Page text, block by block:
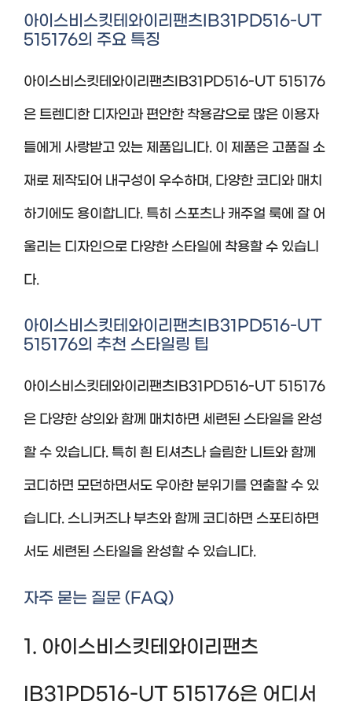
아이스비스킷테와이리팬츠IB31PD516-UT
515176의 주요 특징
아이스비스킷테와이리팬츠IB31PD516-UT 515176
은 트렌디한 디자인과 편안한 착용감으로 많은 이용자
들에게 사랑받고 있는 제품입니다. 이 제품은 고품질 소
재로 제작되어 내구성이 우수하며, 다양한 코디와 매치
하기에도 용이합니다. 특히 스포츠나 캐주얼 룩에 잘 어
울리는 디자인으로 다양한 스타일에 착용할 수 있습니
다.
아이스비스킷테와이리팬츠IB31PD516-UT
515176의 추천 스타일링 팁
아이스비스킷테와이리팬츠IB31PD516-UT 515176
은 다양한 상의와 함께 매치하면 세련된 스타일을 완성
할 수 있습니다. 특히 흰 티셔츠나 슬림한 니트와 함께
코디하면 모던하면서도 우아한 분위기를 연출할 수 있
습니다. 스니커즈나 부츠와 함께 코디하면 스포티하면
서도 세련된 스타일을 완성할 수 있습니다.
자주 묻는 질문 (FAQ)
1. 아이스비스킷테와이리팬츠
IB31PD516-UT 515176은 어디서